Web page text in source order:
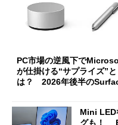
PC市場の逆風下で
が仕掛ける“サプライズ”と
は？ 2026年後半の
Mini
グも！